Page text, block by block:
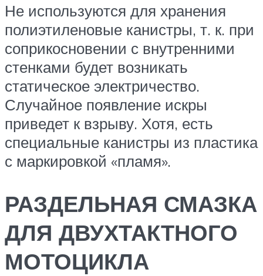
Не используются для хранения
полиэтиленовые канистры, т. к. при
соприкосновении с внутренними
стенками будет возникать
статическое электричество.
Случайное появление искры
приведет к взрыву. Хотя, есть
специальные канистры из пластика
с маркировкой «пламя».
РАЗДЕЛЬНАЯ СМАЗКА
ДЛЯ ДВУХТАКТНОГО
МОТОЦИКЛА